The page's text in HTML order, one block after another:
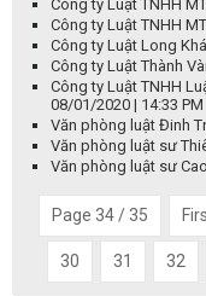
Công ty Luật TNHH
Công ty Luật TNHH
Công ty Luật Long
Công ty Luật Thành
Công ty Luật TNHH
08/01/2020 | 14:33 PM
Văn phòng luật Đinh
Văn phòng luật sư
Văn phòng luật sư
Page 34 / 35
30 31 32